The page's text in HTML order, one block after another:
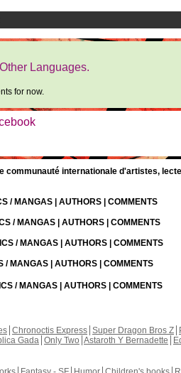
Languages.
for now.
communauté internationale d'artistes,
/ MANGAS | AUTHORS | COMMENTS
/ MANGAS | AUTHORS | COMMENTS
/ MANGAS | AUTHORS | COMMENTS
/ MANGAS | AUTHORS | COMMENTS
/ MANGAS | AUTHORS | COMMENTS
Chronoctis Express Super Dragon Bros Z
Gada Only Two Astaroth Y Bernadette